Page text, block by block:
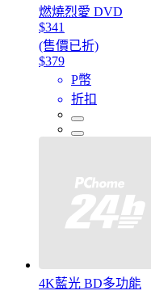
燃燒烈愛 DVD
$341
(售價已折)
$379
P幣
折扣
4K藍光 BD多功能